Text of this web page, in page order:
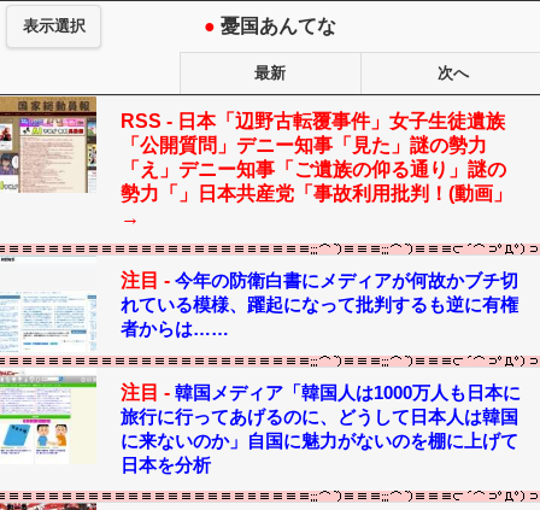
表示選択 ● 憂国あんてな
最新 次へ
RSS - 日本「辺野古転覆事件」女子生徒遺族
「公開質問」デニー知事「見た」謎の勢力
「え」デニー知事「ご遺族の仰る通り」謎の
勢力「」日本共産党「事故利用批判！(動画」
→
注目 - 今年の防衛白書にメディアが何故かブチ切
れている模様、躍起になって批判するも逆に有権
者からは……
注目 - 韓国メディア「韓国人は1000万人も日本に
旅行に行ってあげるのに、どうして日本人は韓国
に来ないのか」自国に魅力がないのを棚に上げて
日本を分析